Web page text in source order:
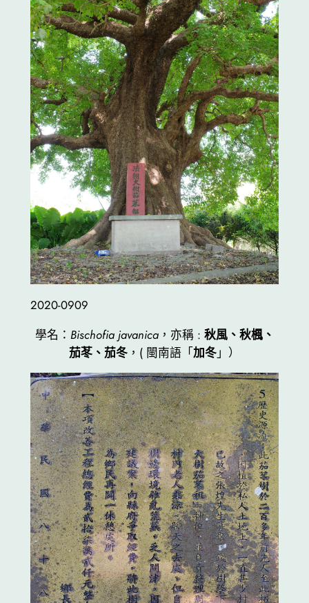
2020-0909
學名： Bischofia javanica，亦稱 : 秋風、秋楓、
茄苳、茄冬 ，( 閩南語「加冬」）